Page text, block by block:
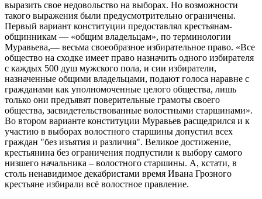
выразить свое недовольство на выборах. Но возможности
такого выражения были предусмотрительно ограничены.
Первый вариант конституции предоставлял крестьянам-
общинникам — «общим владельцам», по терминологии
Муравьева,— весьма своеобразное избирательное право. «Все
общество на сходке имеет право назначить одного избирателя
с каждых 500 душ мужского пола, и сии избиратели,
назначенные общими владельцами, подают голоса наравне с
гражданами как уполномоченные целого общества, лишь
только они предъявят поверительные грамоты своего
общества, засвидетельствованные волостными старшинами».
Во втором варианте конституции Муравьев расщедрился и к
участию в выборах волостного старшины допустил всех
граждан "без изъятия и различия". Великое достижение,
крестьянина без ограничения подпустили к выбору самого
низшего начальника – волостного старшины. А, кстати, в
столь ненавидимое декабристами время Ивана Грозного
крестьяне избирали всё волостное правление.